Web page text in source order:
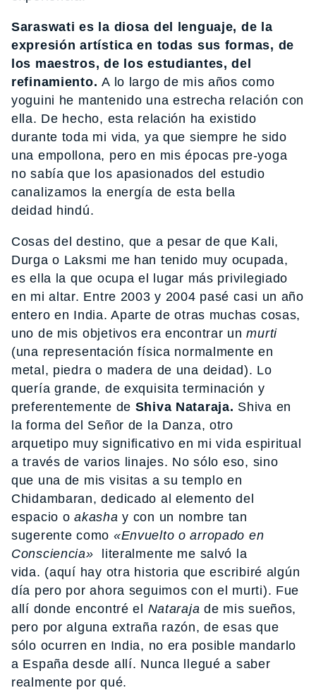
Saraswati es la diosa del lenguaje, de la
expresión artística en todas sus formas, de
los maestros, de los estudiantes, del
refinamiento.A lo largo de mis años como
yoguini he mantenido una estrecha relación con
ella. De hecho, esta relación ha existido
durante toda mi vida, ya que siempre he sido
una empollona, pero en mis épocas pre-yoga
no sabía que los apasionados del estudio
canalizamos la energía de esta bella
deidad hindú.
Cosas del destino, que a pesar de que Kali,
Durga o Laksmi me han tenido muy ocupada,
es ella la que ocupa el lugar más privilegiado
en mi altar. Entre 2003 y 2004 pasé casi un año
entero en India. Aparte de otras muchas cosas,
uno de mis objetivos era encontrar unmurti
(una representación física normalmente en
metal, piedra o madera de una deidad). Lo
quería grande, de exquisita terminación y
preferentemente de Shiva Nataraja. Shiva en
la forma del Señor de la Danza, otro
arquetipo muy significativo en mi vida espiritual
a través de varios linajes. No sólo eso, sino
que una de mis visitas a su templo en
Chidambaran, dedicado al elemento del
espacio oakasha y con un nombre tan
sugerente como «Envuelto o arropado en
Consciencia» literalmente me salvó la
vida. (aquí hay otra historia que escribiré algún
día pero por ahora seguimos con el murti). Fue
allí donde encontré el Nataraja de mis sueños,
pero por alguna extraña razón, de esas que
sólo ocurren en India, no era posible mandarlo
a España desde allí. Nunca llegué a saber
realmente por qué.